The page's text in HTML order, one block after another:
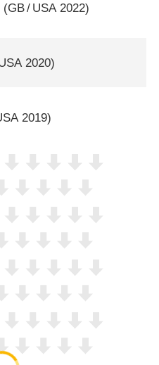
(GB/ USA 2022)
2020)
2019)